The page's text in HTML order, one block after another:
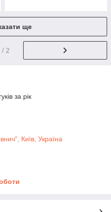
ще
/ 2
за рік
Київ, Україна